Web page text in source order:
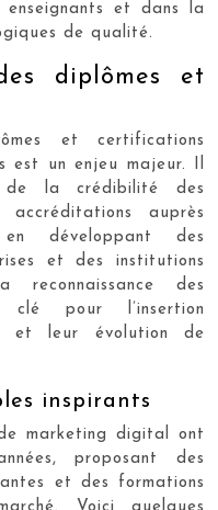
et dans la
de qualité.
diplômes et
et certifications
est un enjeu majeur. Il
de la crédibilité des
auprès
en développant des
et des institutions
reconnaissance des
pour l’insertion
et leur évolution de
inspirants
marketing digital ont
proposant des
et des formations